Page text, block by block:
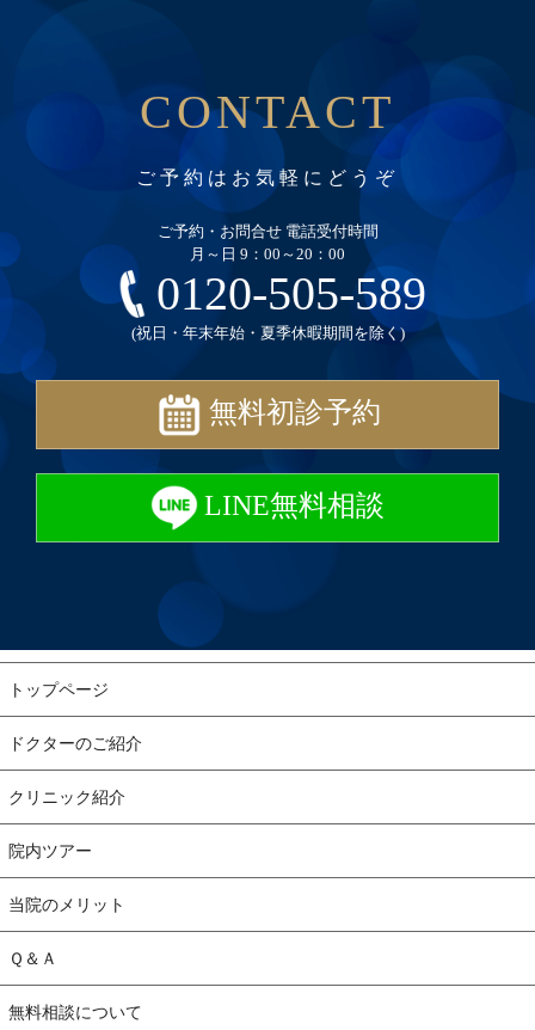
CONTACT
ご予約はお気軽にどうぞ
ご予約・お問合せ 電話受付時間
月～日 9：00～20：00
0120-505-589
(祝日・年末年始・夏季休暇期間を除く)
無料初診予約
LINE無料相談
トップページ
ドクターのご紹介
クリニック紹介
院内ツアー
当院のメリット
Ｑ＆Ａ
無料相談について